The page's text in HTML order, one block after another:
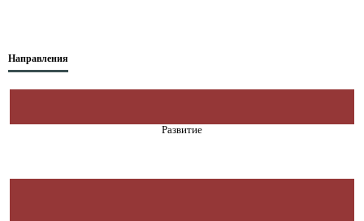
Направления
Развитие